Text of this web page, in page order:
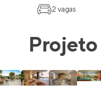
2 vagas
Projeto